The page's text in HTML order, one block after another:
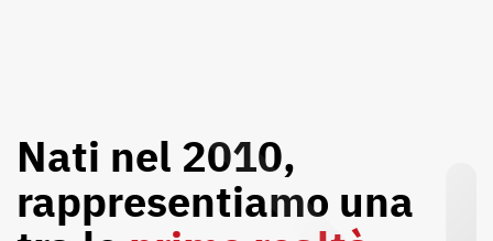
Nati nel 2010,
rappresentiamo una